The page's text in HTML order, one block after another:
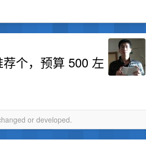
个，预算 500 左
or developed.